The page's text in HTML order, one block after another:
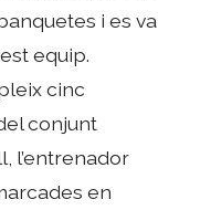
i es va
equip.
cinc
conjunt
l’entrenador
en